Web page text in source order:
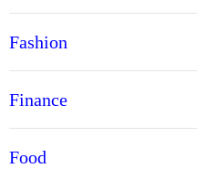
Fashion
Finance
Food